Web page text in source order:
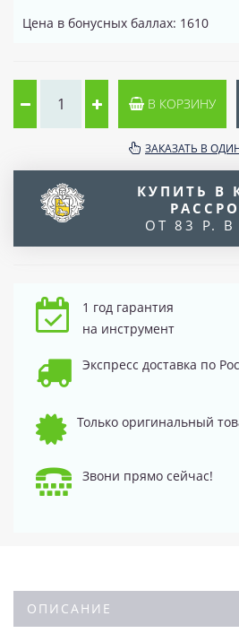
Цена в бонусных баллах: 1610
В КОРЗИНУ
ЗАКАЗАТЬ В
КУПИТЬ В
ОТ 83 Р.
1 год гарантия
на инструмент
Экспресс доставка по
Только оригинальный
Звони прямо сейчас!
ОПИСАНИЕ